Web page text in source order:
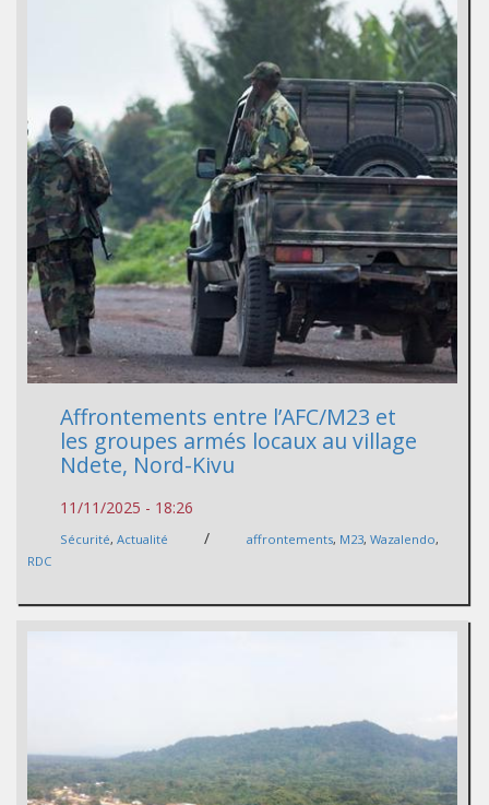
Affrontements entre l’AFC/M23 et
les groupes armés locaux au village
Ndete, Nord-Kivu
11/11/2025 - 18:26
Sécurité, Actualité / affrontements, M23, Wazalendo,
RDC